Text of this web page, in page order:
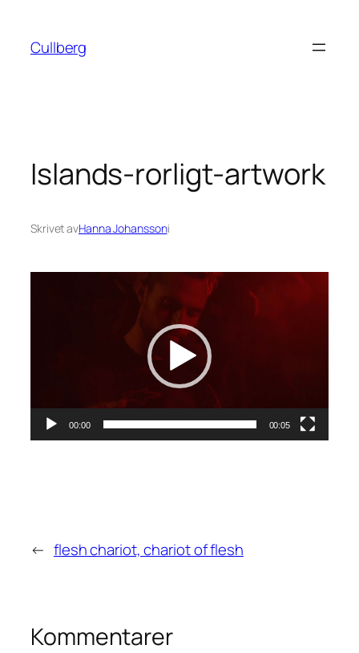
innehåll
Cullberg
Islands-rorligt-artwork
Skrivet avHanna Johanssoni
00:00 00:05
← flesh chariot, chariot of flesh
Kommentarer